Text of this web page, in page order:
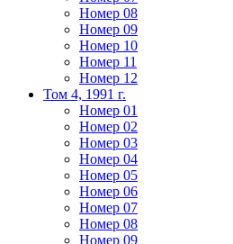
Номер 08
Номер 09
Номер 10
Номер 11
Номер 12
Том 4, 1991 г.
Номер 01
Номер 02
Номер 03
Номер 04
Номер 05
Номер 06
Номер 07
Номер 08
Номер 09